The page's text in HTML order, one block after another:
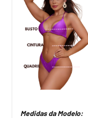
Medidas da Modelo: